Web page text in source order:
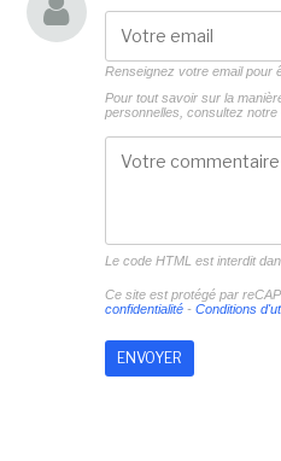
Renseignez votre email pour
Pour tout savoir sur la
personnelles, consultez notre
Le code HTML est interdit
Ce site est protégé par
confidentialité- Conditions